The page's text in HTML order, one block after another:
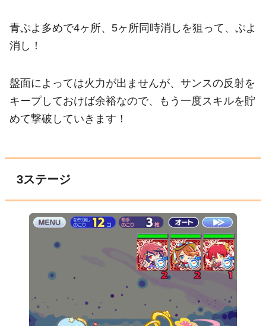
青ぷよ多めで4ヶ所、5ヶ所同時消しを狙って、ぷよ
消し！
盤面によっては火力が出ませんが、サンスの反射を
キープしておけば余裕なので、もう一度スキルを貯
めて撃破していきます！
3ステージ